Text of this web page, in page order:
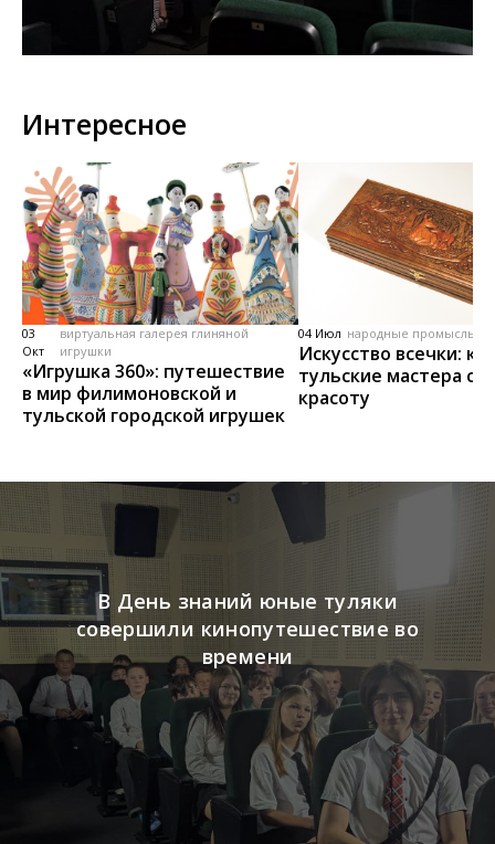
Интересное
03
Окт
виртуальная галерея глиняной
игрушки
«Игрушка 360»: путешествие
в мир филимоновской и
тульской городской игрушек
04 Июл народные промыслы,
Искусство всечки: как
тульские мастера
красоту
В День знаний юные туляки
совершили кинопутешествие во
времени